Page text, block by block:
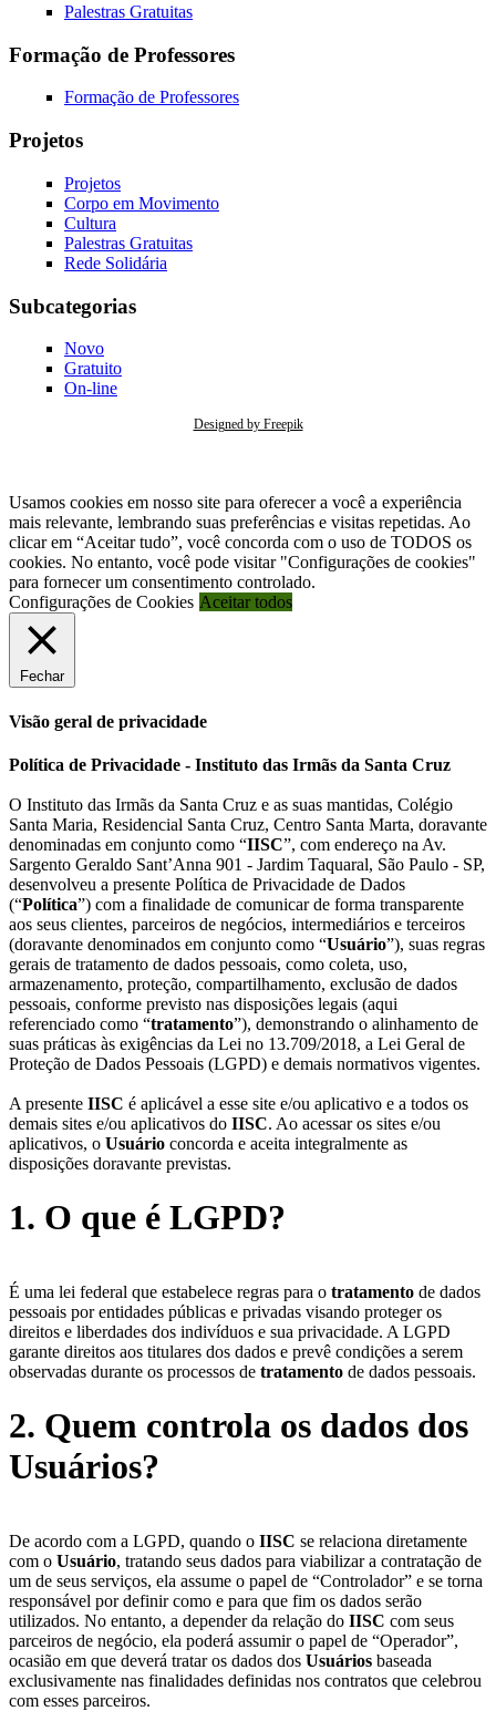
Palestras Gratuitas
Formação de Professores
Formação de Professores
Projetos
Projetos
Corpo em Movimento
Cultura
Palestras Gratuitas
Rede Solidária
Subcategorias
Novo
Gratuito
On-line
Designed by Freepik
Usamos cookies em nosso site para oferecer a você a experiência
mais relevante, lembrando suas preferências e visitas repetidas. Ao
clicar em “Aceitar tudo”, você concorda com o uso de TODOS os
cookies. No entanto, você pode visitar "Configurações de cookies"
para fornecer um consentimento controlado.
Configurações de Cookies Aceitar todos
Fechar
Visão geral de privacidade
Política de Privacidade - Instituto das Irmãs da Santa Cruz
O Instituto das Irmãs da Santa Cruz e as suas mantidas, Colégio
Santa Maria, Residencial Santa Cruz, Centro Santa Marta, doravante
denominadas em conjunto como “IISC”, com endereço na Av.
Sargento Geraldo Sant’Anna 901 - Jardim Taquaral, São Paulo - SP,
desenvolveu a presente Política de Privacidade de Dados
(“Política”) com a finalidade de comunicar de forma transparente
aos seus clientes, parceiros de negócios, intermediários e terceiros
(doravante denominados em conjunto como “Usuário”), suas regras
gerais de tratamento de dados pessoais, como coleta, uso,
armazenamento, proteção, compartilhamento, exclusão de dados
pessoais, conforme previsto nas disposições legais (aqui
referenciado como “tratamento”), demonstrando o alinhamento de
suas práticas às exigências da Lei no 13.709/2018, a Lei Geral de
Proteção de Dados Pessoais (LGPD) e demais normativos vigentes.
A presente IISC é aplicável a esse site e/ou aplicativo e a todos os
demais sites e/ou aplicativos do IISC. Ao acessar os sites e/ou
aplicativos, o Usuário concorda e aceita integralmente as
disposições doravante previstas.
1. O que é LGPD?
É uma lei federal que estabelece regras para o tratamento de dados
pessoais por entidades públicas e privadas visando proteger os
direitos e liberdades dos indivíduos e sua privacidade. A LGPD
garante direitos aos titulares dos dados e prevê condições a serem
observadas durante os processos de tratamento de dados pessoais.
2. Quem controla os dados dos
Usuários?
De acordo com a LGPD, quando o IISC se relaciona diretamente
com o Usuário, tratando seus dados para viabilizar a contratação de
um de seus serviços, ela assume o papel de “Controlador” e se torna
responsável por definir como e para que fim os dados serão
utilizados. No entanto, a depender da relação do IISC com seus
parceiros de negócio, ela poderá assumir o papel de “Operador”,
ocasião em que deverá tratar os dados dos Usuários baseada
exclusivamente nas finalidades definidas nos contratos que celebrou
com esses parceiros.